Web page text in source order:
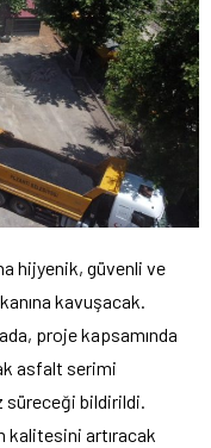
hijyenik, güvenli ve
kavuşacak.
proje kapsamında
asfalt serimi
süreceği bildirildi.
kalitesini artıracak